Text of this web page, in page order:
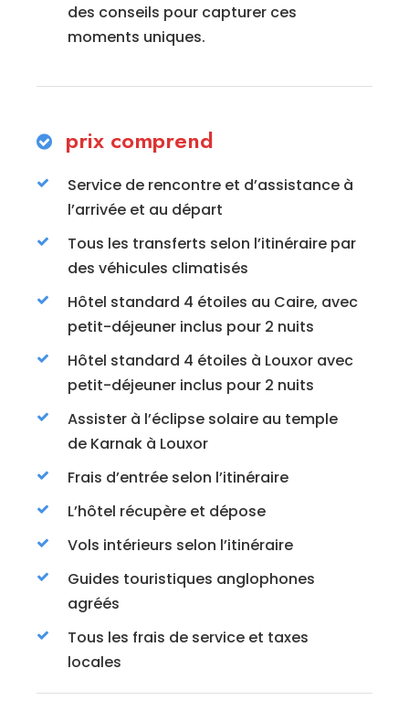
des conseils pour capturer ces
moments uniques.
prix comprend
Service de rencontre et d’assistance à
l’arrivée et au départ
Tous les transferts selon l’itinéraire par
des véhicules climatisés
Hôtel standard 4 étoiles au Caire, avec
petit-déjeuner inclus pour 2 nuits
Hôtel standard 4 étoiles à Louxor avec
petit-déjeuner inclus pour 2 nuits
Assister à l’éclipse solaire au temple
de Karnak à Louxor
Frais d’entrée selon l’itinéraire
L’hôtel récupère et dépose
Vols intérieurs selon l’itinéraire
Guides touristiques anglophones
agréés
Tous les frais de service et taxes
locales